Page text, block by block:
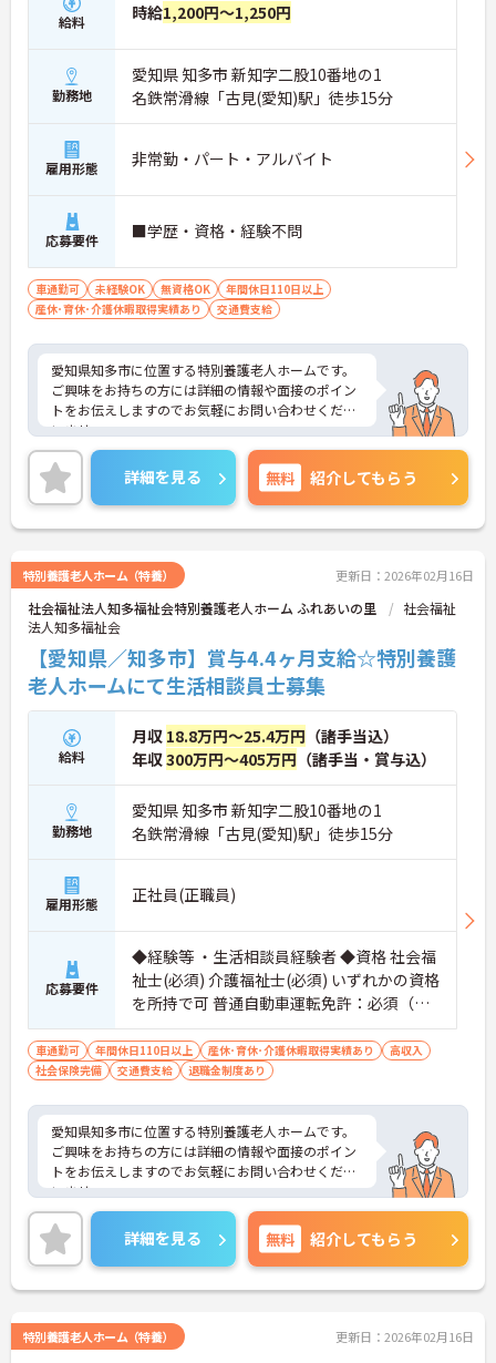
給料 時給1,200円～1,250円
勤務地
愛知県 知多市 新知字二股10番地の1
名鉄常滑線「古見(愛知)駅」徒歩15分
雇用形態 非常勤・パート・アルバイト
応募要件 ■学歴・資格・経験不問
車通勤可 未経験OK 無資格OK
年間休日110日以上
産休･育休･介護休暇取得実績あり
交通費支給
愛知県知多市に位置する特別養護老人ホームです。
ご興味をお持ちの方には詳細の情報や面接のポイン
トをお伝えしますのでお気軽にお問い合わせくださ
いませ。
詳細を見る 無料 紹介してもらう
特別養護老人ホーム（特養） 更新日：2026年02月16日
社会福祉法人知多福祉会特別養護老人ホーム ふれあいの里
社会福祉
法人知多福祉会
【愛知県／知多市】賞与4.4ヶ月支給☆特別養護
老人ホームにて生活相談員士募集
給料
月収 18.8万円～25.4万円 （諸手当込）
年収300万円～405万円 （諸手当・賞与込）
勤務地
愛知県 知多市 新知字二股10番地の1
名鉄常滑線「古見(愛知)駅」徒歩15分
雇用形態 正社員(正職員)
応募要件
◆経験等 ・生活相談員経験者 ◆資格 社会福
祉士(必須) 介護福祉士(必須) いずれかの資格
を所持で可 普通自動車運転免許：必須（Ａ
Ｔ限定可）
車通勤可 年間休日110日以上 産休･育休･介護休暇取得実績あり
高収入
社会保険完備
交通費支給 退職金制度あり
愛知県知多市に位置する特別養護老人ホームです。
ご興味をお持ちの方には詳細の情報や面接のポイン
トをお伝えしますのでお気軽にお問い合わせくださ
いませ。
詳細を見る 無料 紹介してもらう
特別養護老人ホーム（特養） 更新日：2026年02月16日